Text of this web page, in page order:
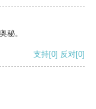
秘。
支持[0] 反对[0]